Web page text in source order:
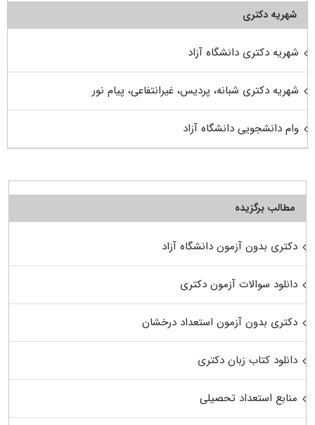
شهریه دکتری
شهریه دکتری دانشگاه آزاد
شهریه دکتری شبانه، پردیس، غیرانتفاعی، پیام نور
وام دانشجویی دانشگاه آزاد
مطالب برگزیده
دکتری بدون آزمون دانشگاه آزاد
دانلود سوالات آزمون دکتری
دکتری بدون آزمون استعداد درخشان
دانلود کتاب زبان دکتری
منابع استعداد تحصیلی